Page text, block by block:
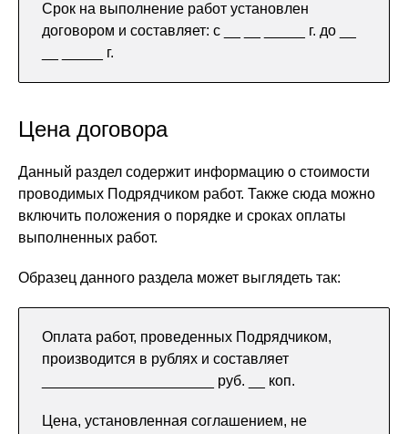
Срок на выполнение работ установлен
договором и составляет: с __ __ _____ г. до __
__ _____ г.
Цена договора
Данный раздел содержит информацию о стоимости
проводимых Подрядчиком работ. Также сюда можно
включить положения о порядке и сроках оплаты
выполненных работ.
Образец данного раздела может выглядеть так:
Оплата работ, проведенных Подрядчиком,
производится в рублях и составляет
_____________________ руб. __ коп.
Цена, установленная соглашением, не